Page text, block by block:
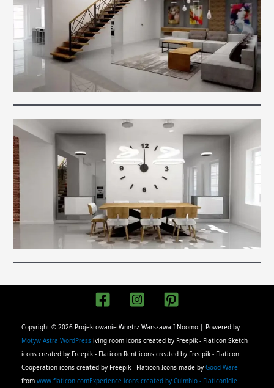
Copyright © 2026 Projektowanie Wnętrz Warszawa I Noomo | Powered by
Motyw Astra WordPress iving room icons created by Freepik - Flaticon Sketch
icons created by Freepik - Flaticon Rent icons created by Freepik - Flaticon
Cooperation icons created by Freepik - Flaticon Icons made by Good Ware
from www.flaticon.comExperience icons created by Culmbio - FlaticonIdle